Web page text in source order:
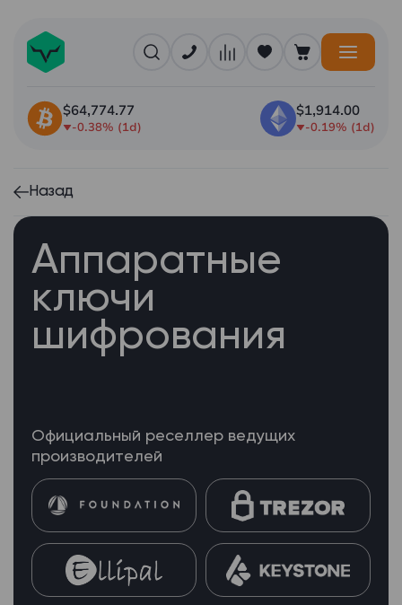
$64,774.77
-0.38% (1d)
$1,914.00
-0.19% (1d)
Аппаратные
ключи
шифрования
Официальный реселлер ведущих
производителей
Назад